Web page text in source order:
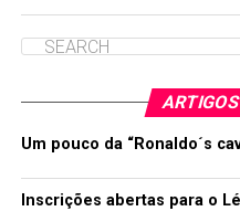
Um pouco da “Ronaldo´s
Inscrições abertas para o